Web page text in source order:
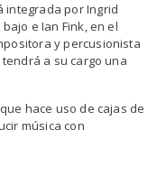
integrada por Ingrid
e Ian Fink, en el
y percusionista
tendrá a su cargo una
hace uso de cajas de
música con